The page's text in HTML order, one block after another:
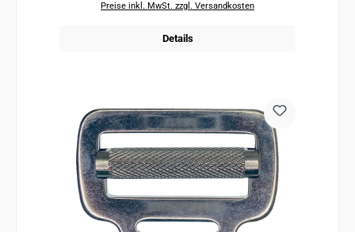
Preise inkl. MwSt. zzgl. Versandkosten
Details